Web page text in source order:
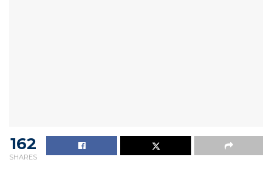
162
SHARES